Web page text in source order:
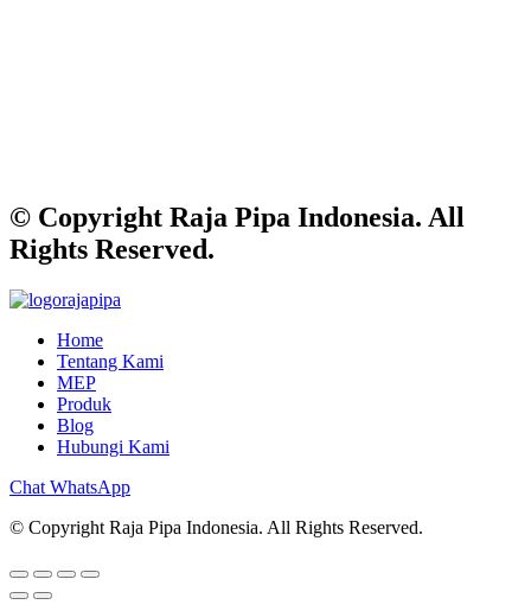
© Copyright Raja Pipa Indonesia. All
Rights Reserved.
Home
Tentang Kami
MEP
Produk
Blog
Hubungi Kami
Chat WhatsApp
© Copyright Raja Pipa Indonesia. All Rights Reserved.